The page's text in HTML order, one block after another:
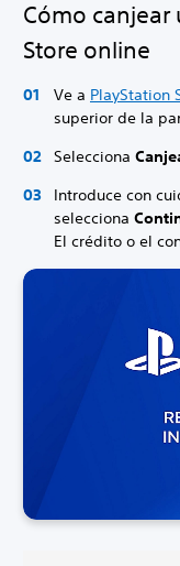
Cómo canjear
Store online
Ve a PlayStation
superior de la
Selecciona
Introduce con
selecciona
El crédito o el